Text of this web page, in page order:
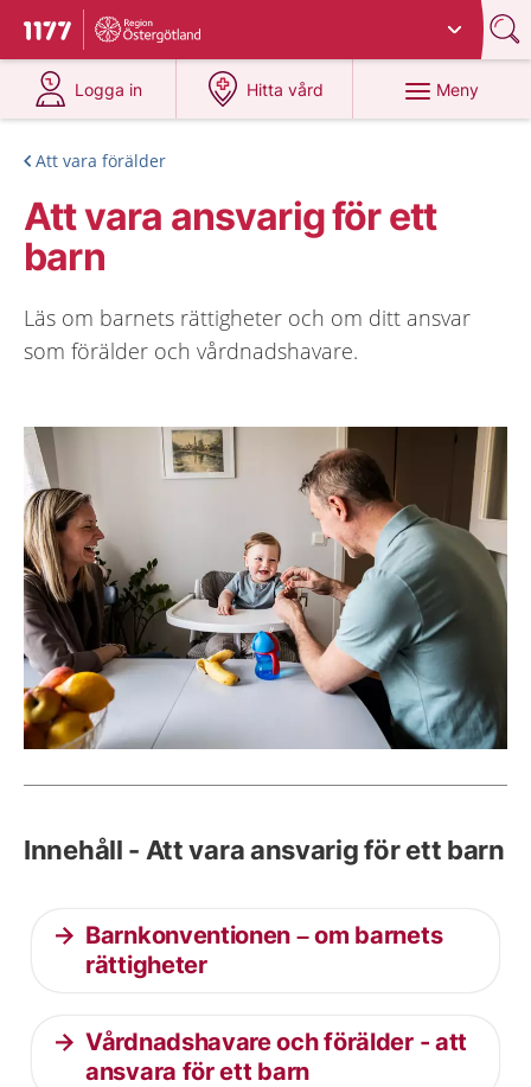
Till startsidan för 1177
Du har valt region
Logga in
på 1177.se
Hitta vård
på 1177.se
Meny
Att vara förälder
Att vara ansvarig för ett
barn
Läs om barnets rättigheter och om ditt ansvar
som förälder och vårdnadshavare.
Innehåll - Att vara ansvarig för ett barn
Barnkonventionen – om barnets
rättigheter
Vårdnadshavare och förälder - att
ansvara för ett barn